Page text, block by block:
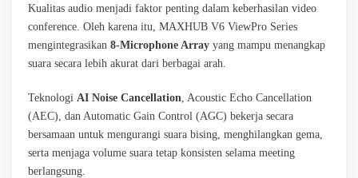
Kualitas audio menjadi faktor penting dalam keberhasilan video
conference. Oleh karena itu, MAXHUB V6 ViewPro Series
mengintegrasikan 8-Microphone Array yang mampu menangkap
suara secara lebih akurat dari berbagai arah.
Teknologi AI Noise Cancellation, Acoustic Echo Cancellation
(AEC), dan Automatic Gain Control (AGC) bekerja secara
bersamaan untuk mengurangi suara bising, menghilangkan gema,
serta menjaga volume suara tetap konsisten selama meeting
berlangsung.